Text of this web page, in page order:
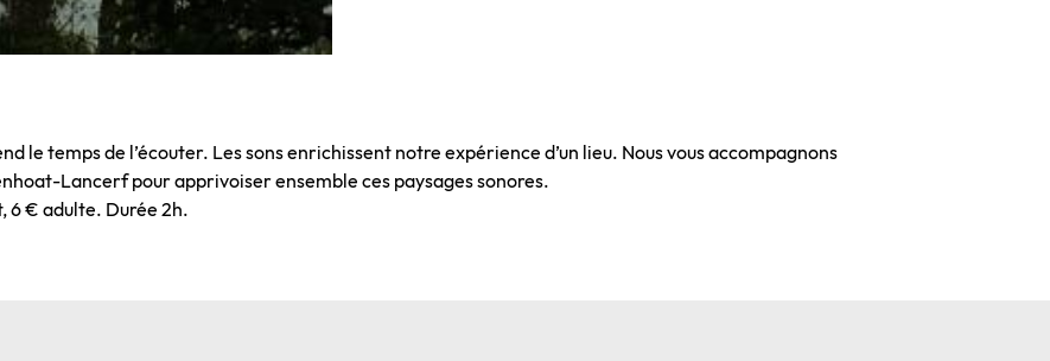
le temps de l’écouter. Les sons enrichissent notre expérience d’un lieu. Nous vous accompagnons
Lancerf pour apprivoiser ensemble ces paysages sonores.
6 € adulte. Durée 2h.